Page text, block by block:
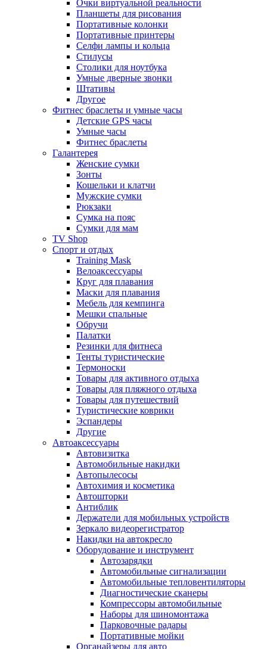
Очки виртуальной реальности
Планшеты для рисования
Портативные колонки
Портативные принтеры
Селфи лампы и кольца
Стилусы
Столики для ноутбука
Умные дверные звонки
Штативы
Другое
Фитнес браслеты и умные часы
Детские GPS часы
Умные часы
Фитнес браслеты
Галантерея
Женские сумки
Зонты
Кошельки и клатчи
Мужские сумки
Рюкзаки
Сумка на пояс
Сумки для мам
TV Shop
Спорт и отдых
Training Mask
Велоаксессуары
Круг для плавания
Маски для плавания
Мебель для кемпинга
Мешки спальные
Обручи
Палатки
Резинки для фитнеса
Тенты туристические
Термоноски
Товары для активного отдыха
Товары для пляжного отдыха
Товары для путешествий
Туристические коврики
Эспандеры
Другие
Автоаксессуары
Автовизитка
Автомобильные накидки
Автопылесосы
Автохимия и косметика
Автошторки
Антиблик
Держатели для мобильных устройств
Зеркало видеорегистратор
Накидки на автокресло
Оборудование и инструмент
Автозарядки
Автомобильные сигнализации
Автомобильные тепловентиляторы
Диагностические сканеры
Компрессоры автомобильные
Наборы для шиномонтажа
Парковочные радары
Портативные мойки
Органайзеры для авто